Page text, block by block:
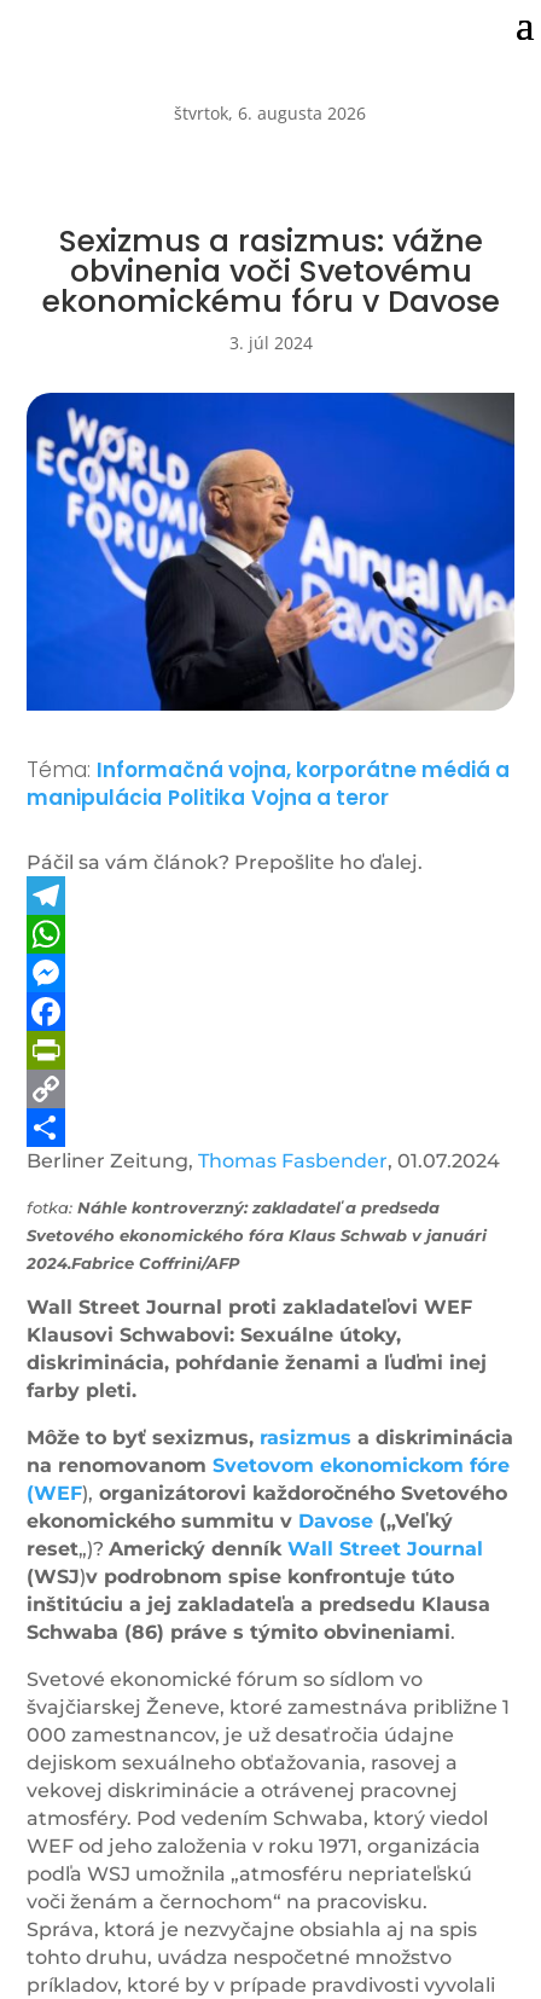
štvrtok, 6. augusta 2026
Sexizmus a rasizmus: vážne
obvinenia voči Svetovému
ekonomickému fóru v Davose
3. júl 2024
Téma: Informačná vojna, korporátne médiá a
manipulácia Politika Vojna a teror
Páčil sa vám článok? Prepošlite ho ďalej.
Telegram
WhatsApp
Messenger
Facebook
PrintFriendly
Copy
Link
Share
Berliner Zeitung,Thomas Fasbender, 01.07.2024
fotka:Náhle kontroverzný: zakladateľ a predseda
Svetového ekonomického fóra Klaus Schwab v januári
2024.Fabrice Coffrini/AFP
Wall Street Journal proti zakladateľovi WEF
Klausovi Schwabovi: Sexuálne útoky,
diskriminácia, pohŕdanie ženami a ľuďmi inej
farby pleti.
Môže to byť sexizmus, rasizmus a diskriminácia
na renomovanomSvetovom ekonomickom fóre
(WEF), organizátorovi každoročného Svetového
ekonomického summitu v Davose („Veľký
reset„)?Americký denníkWall Street Journal
(WSJ)v podrobnom spise konfrontuje túto
inštitúciu a jej zakladateľa a predsedu Klausa
Schwaba (86) práve s týmito obvineniami.
Svetové ekonomické fórum so sídlom vo
švajčiarskej Ženeve, ktoré zamestnáva približne 1
000 zamestnancov, je už desaťročia údajne
dejiskom sexuálneho obťažovania, rasovej a
vekovej diskriminácie a otrávenej pracovnej
atmosféry. Pod vedením Schwaba, ktorý viedol
WEF od jeho založenia v roku 1971, organizácia
podľa WSJ umožnila „atmosféru nepriateľskú
voči ženám a černochom“ na pracovisku.
Správa, ktorá je nezvyčajne obsiahla aj na spis
tohto druhu, uvádza nespočetné množstvo
príkladov, ktoré by v prípade pravdivosti vyvolali